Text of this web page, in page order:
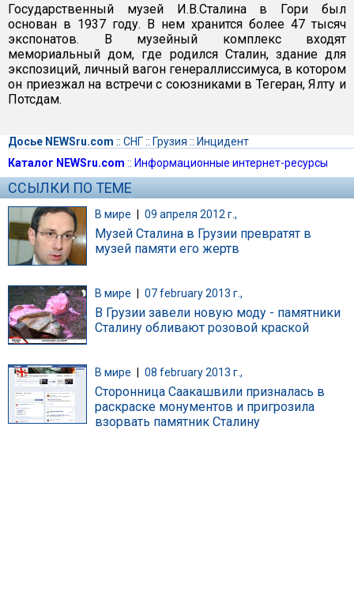
Государственный музей И.В.Сталина в Гори был
основан в 1937 году. В нем хранится более 47 тысяч
экспонатов. В музейный комплекс входят
мемориальный дом, где родился Сталин, здание для
экспозиций, личный вагон генераллиссимуса, в котором
он приезжал на встречи с союзниками в Тегеран, Ялту и
Потсдам.
Досье NEWSru.com :: СНГ:: Грузия :: Инцидент
Каталог NEWSru.com :: Информационные интернет-ресурсы
ССЫЛКИ ПО ТЕМЕ
В мире | 09 апреля 2012 г.,
Музей Сталина в Грузии превратят в
музей памяти его жертв
В мире 07 february 2013 г.,
В Грузии завели новую моду - памятники
Сталину обливают розовой краской
В мире 08 february 2013 г.,
Сторонница Саакашвили призналась в
раскраске монументов и пригрозила
взорвать памятник Сталину